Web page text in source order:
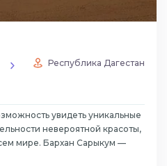
увидеть уникальные
невероятной красоты,
мире. Бархан Сарыкум —
Республика Дагестан